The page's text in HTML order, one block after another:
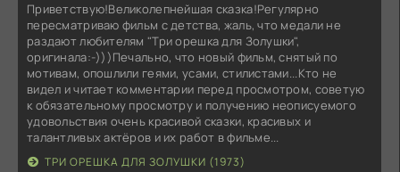
Приветствую!Великолепнейшая сказка!Регулярно
пересматриваю фильм с детства, жаль, что медали не
раздают любителям "Три орешка для Золушки",
оригинала:-)))Печально, что новый фильм, снятый по
мотивам, опошлили геями, усами, стилистами...Кто не
видел и читает комментарии перед просмотром, советую
к обязательному просмотру и получению неописуемого
удовольствия очень красивой сказки, красивых и
талантливых актёров и их работ в фильме...
ТРИ ОРЕШКА ДЛЯ ЗОЛУШКИ (1973)